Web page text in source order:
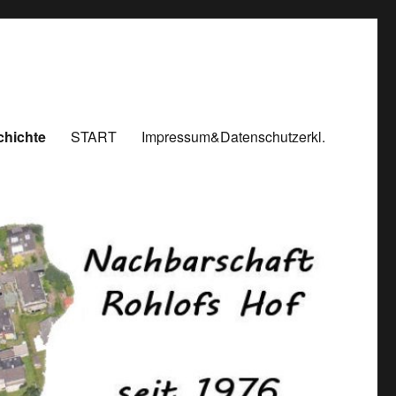
START Impressum&Datenschutzerkl.